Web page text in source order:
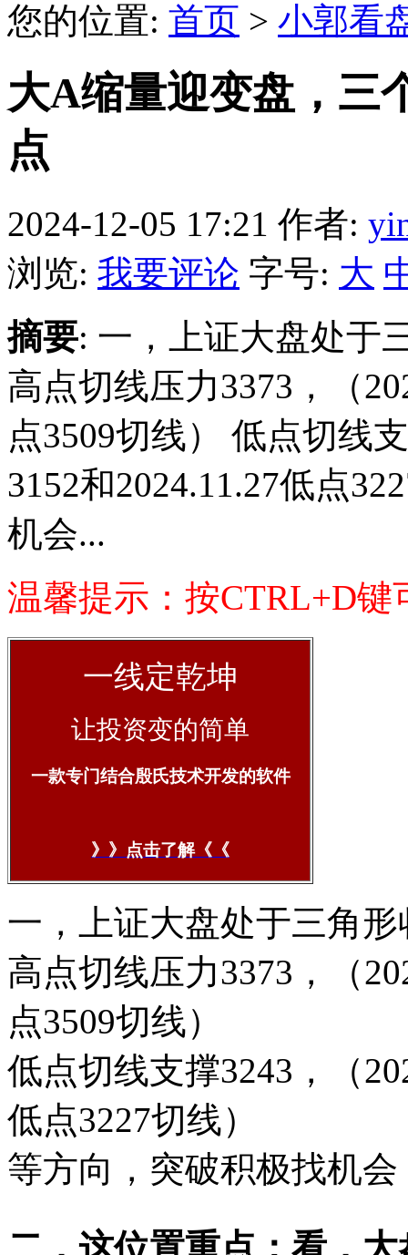
您的位置: 首页 > 小郭看
大A缩量迎变盘，三
点
2024-12-05 17:21 作者:
浏览: 我要评论 字号: 大
摘要: 一，上证大盘处于
高点切线压力3373，（
点3509切线） 低点切线
3152和2024.11.27低点
机会...
温馨提示：按CTRL+D键
一线定乾坤
让投资变的简单
一款专门结合殷氏技术开发的软件
》》点击了解《《
一，上证大盘处于三角
高点切线压力3373，（
点3509切线）
低点切线支撑3243，（
低点3227切线）
等方向，突破积极找机
二，这位置重点：看，